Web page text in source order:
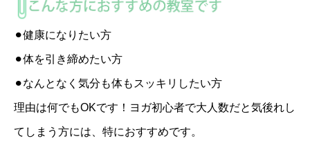
⚫︎健康になりたい方
⚫︎体を引き締めたい方
⚫︎なんとなく気分も体もスッキリしたい方
理由は何でもOKです！ヨガ初心者で大人数だと気後れし
てしまう方には、特におすすめです。